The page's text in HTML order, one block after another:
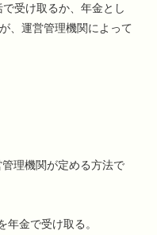
受け取るか、年金とし
、運営管理機関によって
理機関が定める方法で
金で受け取る。